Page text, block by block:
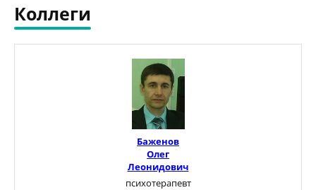
Коллеги
Баженов
Олег
Леонидович
психотерапевт